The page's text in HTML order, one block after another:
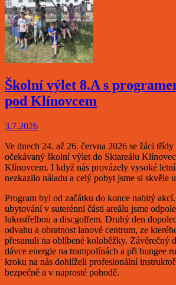
Školní výlet 8.A s
pod Klínovcem
3.7.2026
Ve dnech 24. až 26. června 2026 se žáci
očekávaný školní výlet do Skiareálu
Klínovcem. I když nás provázely vysoké
nezkazilo náladu a celý pobyt jsme si skvěle
Program byl od začátku do konce nabitý
ubytování v suterénní části areálu jsme
lukostřelbou a discgolfem. Druhý den
odvahu a obratnost lanové centrum, ze
přesunuli na oblíbené koloběžky. Závěrečný
dávce energie na trampolínách a při bungee
kroku na nás dohlíželi profesionální
bezpečně a v naprosté pohodě.